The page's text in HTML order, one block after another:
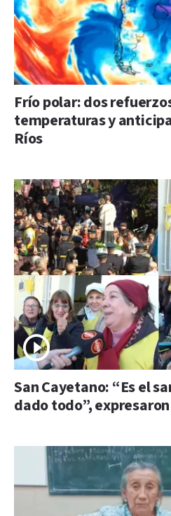
Frío polar: dos
temperaturas y
Ríos
San Cayetano: “Es el
dado todo”,